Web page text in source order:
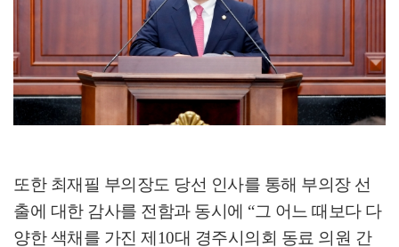
또한 최재필 부의장도 당선 인사를 통해 부의장 선
출에 대한 감사를 전함과 동시에 “그 어느 때보다 다
양한 색채를 가진 제 10대 경주시의회 동료 의원 간